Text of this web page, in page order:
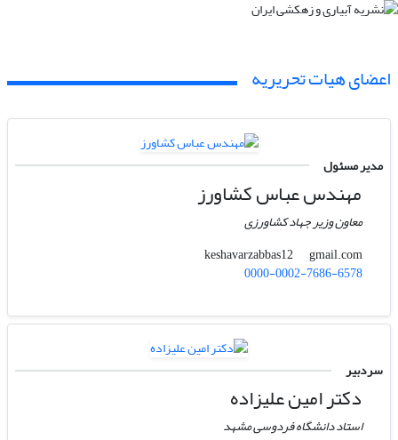
اعضای هیات تحریریه
مدیر مسئول
مهندس عباس کشاورز
معاون وزیر جهاد کشاورزی
keshavarzabbas12
gmail.com
0000-0002-7686-6578
سردبیر
دکتر امین علیزاده
استاد دانشگاه فردوسی مشهد